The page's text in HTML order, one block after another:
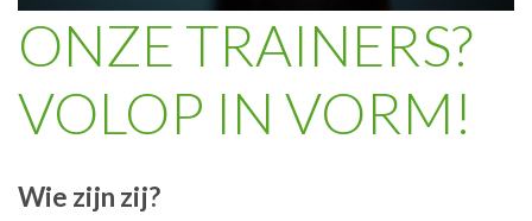
ONZE TRAINERS?
VOLOP IN VORM!
Wie zijn zij?